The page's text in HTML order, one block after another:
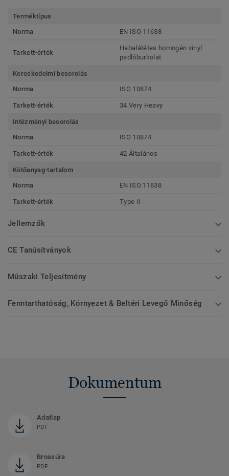
Terméktípus
Norma
EN ISO 11638
Tarkett-érték
Habalátétes homogén vinyl
padlóburkolat
Kereskedelmi besorolás
Norma
ISO 10874
Tarkett-érték 34 Very Heavy
Intézményi besorolás
Norma
ISO 10874
Tarkett-érték 42 Általános
Kötőanyag-tartalom
Norma
EN ISO 11638
Tarkett-érték Type II
Jellemzők
CE Tanúsítványok
Műszaki Teljesítmény
Fenntarthatóság, Környezet & Beltéri Levegő Minőség
Dokumentum
Adatlap
PDF
Brossúra
PDF